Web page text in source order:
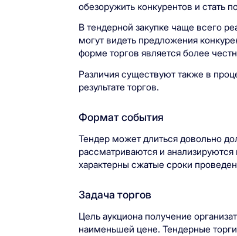
обезоружить конкурентов и стать
В тендерной закупке чаще всего
могут видеть предложения
форме торгов является более
Различия существуют также в
результате торгов.
Формат события
Тендер может длиться довольно
рассматриваются и
характерны сжатые сроки
Задача торгов
Цель аукциона получение
наименьшей цене. Тендерные